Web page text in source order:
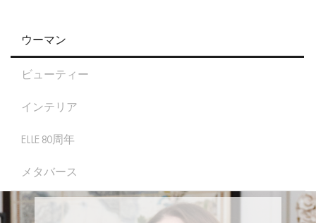
ウーマン
ビューティー
インテリア
ELLE 80周年
メタバース